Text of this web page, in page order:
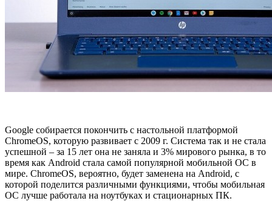
Google собирается покончить с настольной платформой
ChromeOS, которую развивает с 2009 г. Система так и не стала
успешной – за 15 лет она не заняла и 3% мирового рынка, в то
время как Android стала самой популярной мобильной ОС в
мире. ChromeOS, вероятно, будет заменена на Android, с
которой поделится различными функциями, чтобы мобильная
ОС лучше работала на ноутбуках и стационарных ПК.